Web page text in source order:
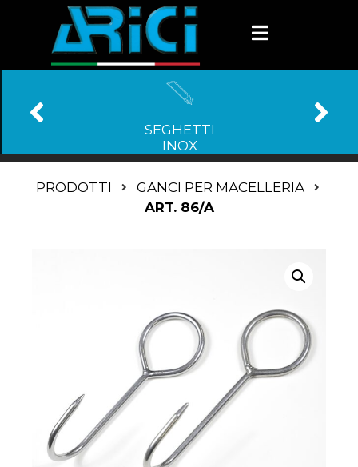
SEGHETTI
INOX
PRODOTTI
GANCI PER MACELLERIA
ART. 86/A